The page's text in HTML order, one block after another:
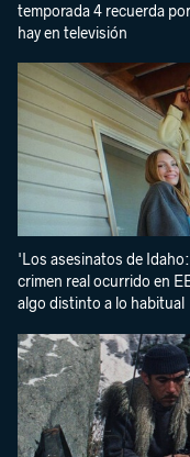
temporada 4 recuerda
hay en televisión
'Los asesinatos de
crimen real ocurrido en
algo distinto a lo habitual